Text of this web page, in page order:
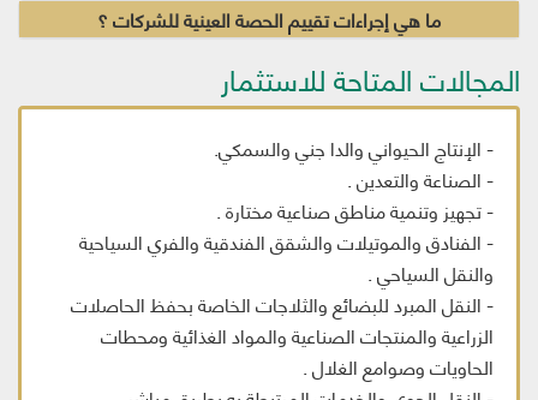
ما هي إجراءات تقييم الحصة العينية للشركات ؟
المجالات المتاحة للاستثمار
- الإنتاج الحيواني والدا جني والسمكي.
- الصناعة والتعدين .
- تجهيز وتنمية مناطق صناعية مختارة .
- الفنادق والموتيلات والشقق الفندقية والفري السياحية
والنقل السياحي .
- النقل المبرد للبضائع والثلاجات الخاصة بحفظ الحاصلات
الزراعية والمنتجات الصناعية والمواد الغذائية ومحطات
الحاويات وصوامع الغلال .